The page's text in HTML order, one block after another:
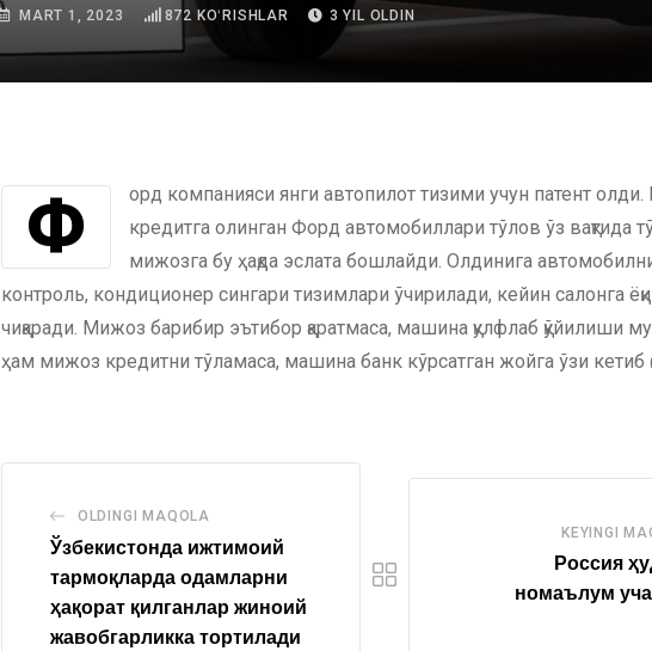
MART 1, 2023 872 KOʻRISHLAR 3 YIL OLDIN
Форд компанияси янги автопилот тизими учун патент олди. Келажакда
кредитга олинган Форд автомобиллари тўлов ўз вақтида
мижозга бу ҳақда эслата бошлайди. Олдинига
контроль, кондиционер сингари тизимлари ўчирилади, кейин салонга
чиқаради. Мижоз барибир эътибор қаратмаса, машина қулфлаб қўйилиши
ҳам мижоз кредитни тўламаса, машина банк кўрсатган жойга ўзи кетиб
OLDINGI MAQOLA
Ўзбекистонда ижтимоий
тармоқларда одамларни
ҳақорат қилганлар жиноий
жавобгарликка тортилади
KEYINGI
Россия
номаълум